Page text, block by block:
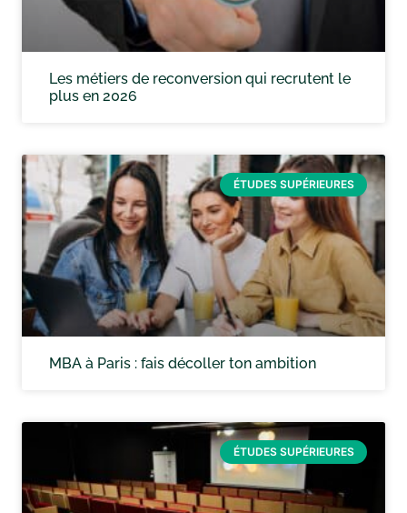
Les métiers de reconversion qui recrutent le
plus en 2026
ÉTUDES SUPÉRIEURES
MBA à Paris : fais décoller ton ambition
ÉTUDES SUPÉRIEURES